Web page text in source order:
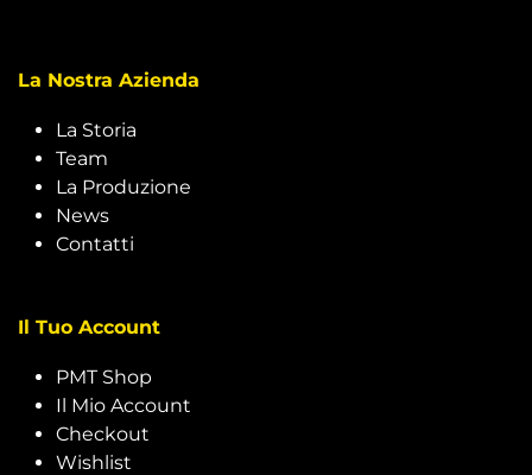
La Nostra Azienda
La Storia
Team
La Produzione
News
Contatti
Il Tuo Account
PMT Shop
Il Mio Account
Checkout
Wishlist